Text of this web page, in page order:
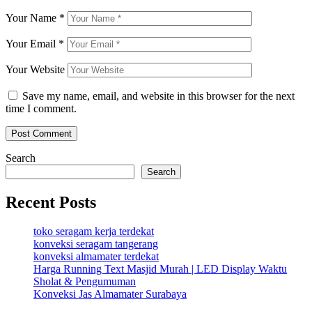
Your Name *
Your Email *
Your Website
Save my name, email, and website in this browser for the next
time I comment.
Search
Search
Recent Posts
toko seragam kerja terdekat
konveksi seragam tangerang
konveksi almamater terdekat
Harga Running Text Masjid Murah | LED Display Waktu
Sholat & Pengumuman
Konveksi Jas Almamater Surabaya